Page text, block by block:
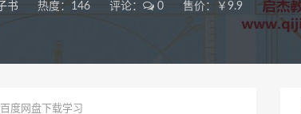
书 热度：146 评论： 0 售价：￥9.9
度网盘下载学习